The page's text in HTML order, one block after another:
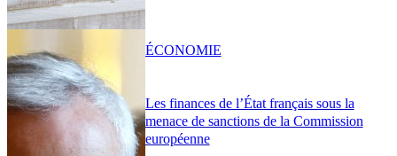
Les finances de l’État français sous la
menace de sanctions de la Commission
européenne
ÉCONOMIE